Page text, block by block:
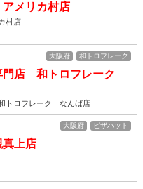
メリカ村店
村店
大阪府 和トロフレーク
門店 和トロフレーク
トロフレーク なんば店
大阪府 ピザハット
上店